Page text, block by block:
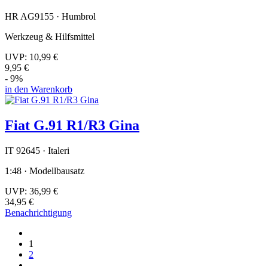
HR AG9155 · Humbrol
Werkzeug & Hilfsmittel
UVP: 10,99 €
9,95 €
- 9%
in den Warenkorb
Fiat G.91 R1/R3 Gina
IT 92645 · Italeri
1:48 · Modellbausatz
UVP: 36,99 €
34,95 €
Benachrichtigung
1
2